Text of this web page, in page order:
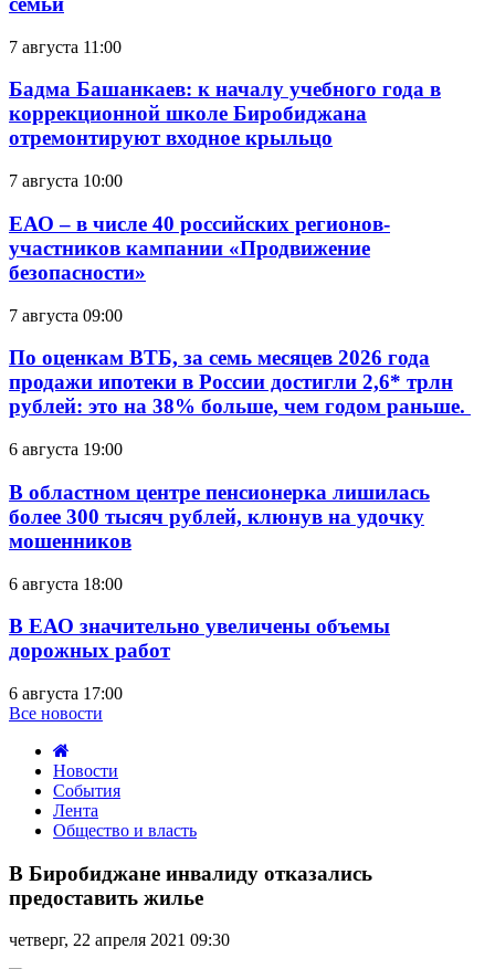
7 августа 11:00
Бадма Башанкаев: к началу учебного года в
коррекционной школе Биробиджана
отремонтируют входное крыльцо
7 августа 10:00
ЕАО – в числе 40 российских регионов-
участников кампании «Продвижение
безопасности»
7 августа 09:00
По оценкам ВТБ, за семь месяцев 2026 года
продажи ипотеки в России достигли 2,6* трлн
рублей: это на 38% больше, чем годом раньше.
6 августа 19:00
В областном центре пенсионерка лишилась
более 300 тысяч рублей, клюнув на удочку
мошенников
6 августа 18:00
В ЕАО значительно увеличены объемы
дорожных работ
6 августа 17:00
Все новости
Новости
События
Лента
Общество и власть
Биробиджане
инвалиду
отказались
жилье
В Биробиджане инвалиду отказались
предоставить жилье
четверг, 22 апреля 2021 09:30